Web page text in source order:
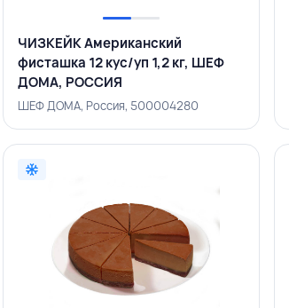
ЧИЗКЕЙК Американский
фисташка 12 кус/уп 1,2 кг, ШЕФ
ДОМА, РОССИЯ
ШЕФ ДОМА, Россия, 500004280